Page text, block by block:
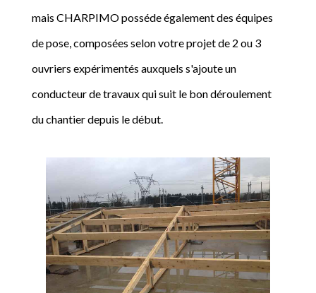
mais CHARPIMO posséde également des équipes
de pose, composées selon votre projet de 2 ou 3
ouvriers expérimentés auxquels s'ajoute un
conducteur de travaux qui suit le bon déroulement
du chantier depuis le début.